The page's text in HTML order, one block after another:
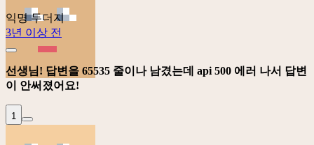
익명 두더지
3년 이상 전
선생님! 답변을 65535 줄이나 남겼는데 api 500 에러 나서 답변
이 안써졌어요!
1